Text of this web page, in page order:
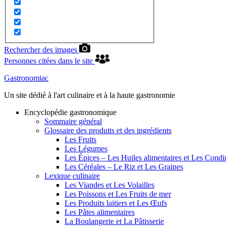
Rechercher des images
Personnes citées dans le site
Gastronomiac
Un site dédié à l'art culinaire et à la haute gastronomie
Encyclopédie gastronomique
Sommaire général
Glossaire des produits et des ingrédients
Les Fruits
Les Légumes
Les Épices – Les Huiles alimentaires et Les
Les Céréales – Le Riz et Les Graines
Lexique culinaire
Les Viandes et Les Volailles
Les Poissons et Les Fruits de mer
Les Produits laitiers et Les Œufs
Les Pâtes alimentaires
La Boulangerie et La Pâtisserie